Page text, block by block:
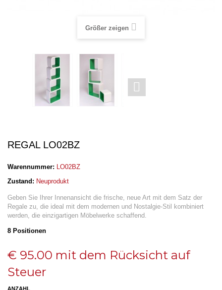
Größer zeigen
REGAL LO02BZ
Warennummer:
LO02BZ
Zustand: Neuprodukt
Geben Sie Ihrer Innenansicht die frische, neue Art mit dem Satz der
Regale zu, die ideal mit dem modernen und Nostalgie-Stil kombiniert
werden, die einzigartigen Möbelwerke schaffend.
8 Positionen
€ 95.00 mit dem Rücksicht auf
Steuer
ANZAHL